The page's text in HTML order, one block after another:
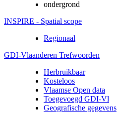
ondergrond
INSPIRE - Spatial scope
Regionaal
GDI-Vlaanderen Trefwoorden
Herbruikbaar
Kosteloos
Vlaamse Open data
Toegevoegd GDI-Vl
Geografische gegevens